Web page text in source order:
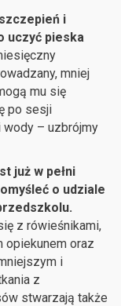
i
uczyć pieska
mniej
mu się
po sesji
– uzbrójmy
już w pełni
o udziale
z rówieśnikami,
opiekunem oraz
i
z
stwarzają także